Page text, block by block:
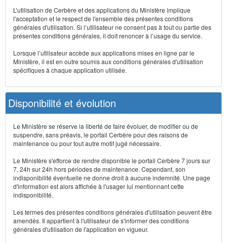
L’utilisation de Cerbère et des applications du Ministère implique
l'acceptation et le respect de l'ensemble des présentes conditions
générales d'utilisation. Si l’utilisateur ne consent pas à tout ou partie des
présentes conditions générales, il doit renoncer à l’usage du service.
Lorsque l’utilisateur accède aux applications mises en ligne par le
Ministère, il est en outre soumis aux conditions générales d'utilisation
spécifiques à chaque application utilisée.
Disponibilité et évolution
Le Ministère se réserve la liberté de faire évoluer, de modifier ou de
suspendre, sans préavis, le portail Cerbère pour des raisons de
maintenance ou pour tout autre motif jugé nécessaire.
Le Ministère s'efforce de rendre disponible le portail Cerbère 7 jours sur
7, 24h sur 24h hors périodes de maintenance. Cependant, son
indisponibilité éventuelle ne donne droit à aucune indemnité. Une page
d'information est alors affichée à l'usager lui mentionnant cette
indisponibilité.
Les termes des présentes conditions générales d'utilisation peuvent être
amendés. Il appartient à l'utilisateur de s'informer des conditions
générales d'utilisation de l'application en vigueur.